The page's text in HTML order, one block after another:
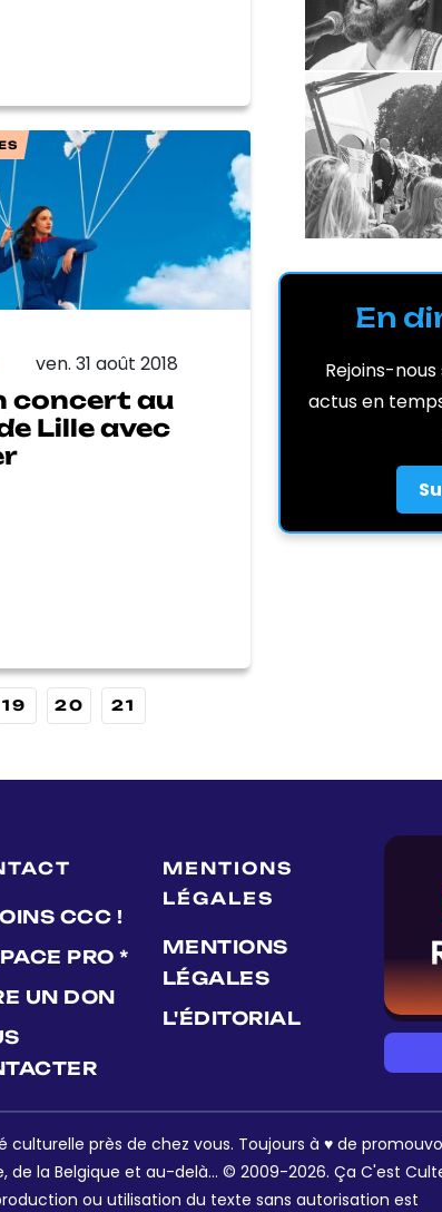
ven. 31 août 2018
concert au
Lille avec
19 20 21
En
Rejoins-
actus en
CCC !
PRO *
UN DON
MENTIONS
LÉGALES
MENTIONS
LÉGALES
L'ÉDITORIAL
près de chez vous. Toujours à ♥ de
la Belgique et au-delà... © 2009-2026. Ça C'est
ou utilisation du texte sans autorisation est